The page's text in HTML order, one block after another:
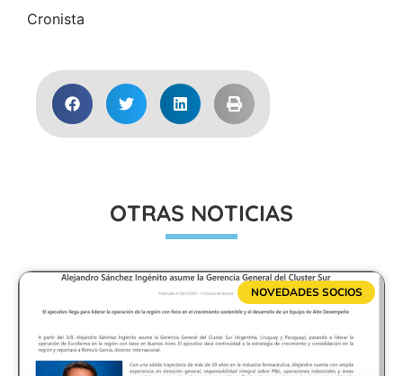
Cronista
OTRAS NOTICIAS
NOVEDADES SOCIOS